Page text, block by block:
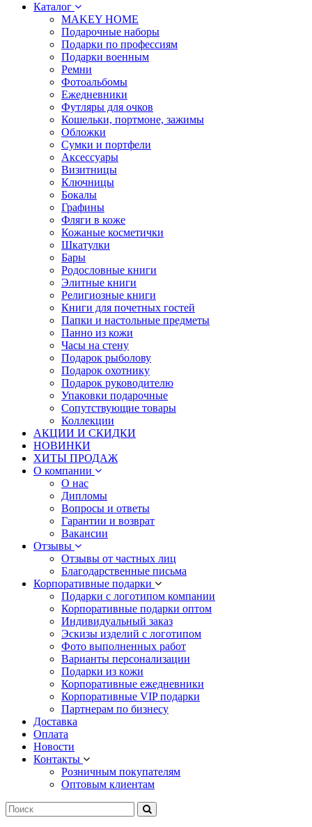
Каталог
MAKEY HOME
Подарочные наборы
Подарки по профессиям
Подарки военным
Ремни
Фотоальбомы
Ежедневники
Футляры для очков
Кошельки, портмоне, зажимы
Обложки
Сумки и портфели
Аксессуары
Визитницы
Ключницы
Бокалы
Графины
Фляги в коже
Кожаные косметички
Шкатулки
Бары
Родословные книги
Элитные книги
Религиозные книги
Книги для почетных гостей
Папки и настольные предметы
Панно из кожи
Часы на стену
Подарок рыболову
Подарок охотнику
Подарок руководителю
Упаковки подарочные
Сопутствующие товары
Коллекции
АКЦИИ И СКИДКИ
НОВИНКИ
ХИТЫ ПРОДАЖ
О компании
О нас
Дипломы
Вопросы и ответы
Гарантии и возврат
Вакансии
Отзывы
Отзывы от частных лиц
Благодарственные письма
Корпоративные подарки
Подарки с логотипом компании
Корпоративные подарки оптом
Индивидуальный заказ
Эскизы изделий с логотипом
Фото выполненных работ
Варианты персонализации
Подарки из кожи
Корпоративные ежедневники
Корпоративные VIP подарки
Партнерам по бизнесу
Доставка
Оплата
Новости
Контакты
Розничным покупателям
Оптовым клиентам